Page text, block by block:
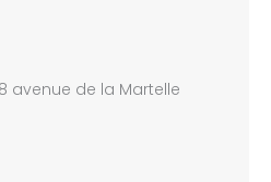
avenue de la Martelle